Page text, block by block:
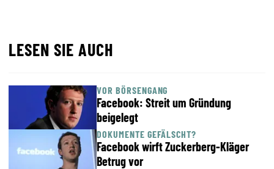
LESEN SIE AUCH
VOR BÖRSENGANG
Facebook: Streit um Gründung
beigelegt
DOKUMENTE GEFÄLSCHT?
Facebook wirft Zuckerberg-Kläger
Betrug vor